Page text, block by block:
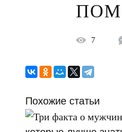
7
Похожие статьи